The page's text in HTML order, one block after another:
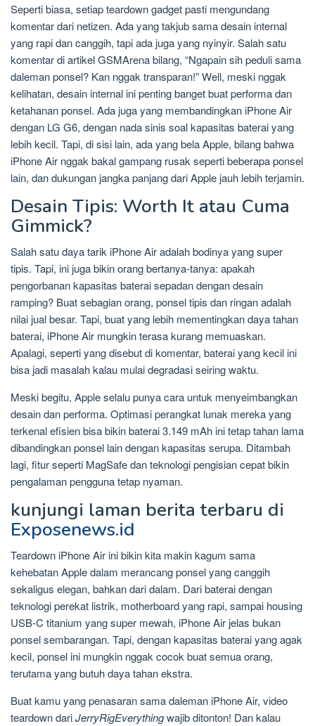
Seperti biasa, setiap teardown gadget pasti mengundang
komentar dari netizen. Ada yang takjub sama desain internal
yang rapi dan canggih, tapi ada juga yang nyinyir. Salah satu
komentar di artikel GSMArena bilang, “Ngapain sih peduli sama
daleman ponsel? Kan nggak transparan!” Well, meski nggak
kelihatan, desain internal ini penting banget buat performa dan
ketahanan ponsel. Ada juga yang membandingkan iPhone Air
dengan LG G6, dengan nada sinis soal kapasitas baterai yang
lebih kecil. Tapi, di sisi lain, ada yang bela Apple, bilang bahwa
iPhone Air nggak bakal gampang rusak seperti beberapa ponsel
lain, dan dukungan jangka panjang dari Apple jauh lebih terjamin.
Desain Tipis: Worth It atau Cuma
Gimmick?
Salah satu daya tarik iPhone Air adalah bodinya yang super
tipis. Tapi, ini juga bikin orang bertanya-tanya: apakah
pengorbanan kapasitas baterai sepadan dengan desain
ramping? Buat sebagian orang, ponsel tipis dan ringan adalah
nilai jual besar. Tapi, buat yang lebih mementingkan daya tahan
baterai, iPhone Air mungkin terasa kurang memuaskan.
Apalagi, seperti yang disebut di komentar, baterai yang kecil ini
bisa jadi masalah kalau mulai degradasi seiring waktu.
Meski begitu, Apple selalu punya cara untuk menyeimbangkan
desain dan performa. Optimasi perangkat lunak mereka yang
terkenal efisien bisa bikin baterai 3.149 mAh ini tetap tahan lama
dibandingkan ponsel lain dengan kapasitas serupa. Ditambah
lagi, fitur seperti MagSafe dan teknologi pengisian cepat bikin
pengalaman pengguna tetap nyaman.
kunjungi laman berita terbaru di
Exposenews.id
Teardown iPhone Air ini bikin kita makin kagum sama
kehebatan Apple dalam merancang ponsel yang canggih
sekaligus elegan, bahkan dari dalam. Dari baterai dengan
teknologi perekat listrik, motherboard yang rapi, sampai housing
USB-C titanium yang super mewah, iPhone Air jelas bukan
ponsel sembarangan. Tapi, dengan kapasitas baterai yang agak
kecil, ponsel ini mungkin nggak cocok buat semua orang,
terutama yang butuh daya tahan ekstra.
Buat kamu yang penasaran sama daleman iPhone Air, video
teardown dariJerryRigEverythingwajib ditonton! Dan kalau